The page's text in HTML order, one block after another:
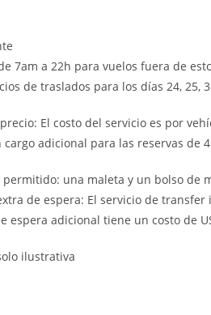
7am a 22h para vuelos fuera de
de traslados para los días 24,
El costo del servicio es por
cargo adicional para las reservas
permitido: una maleta y un bolso de
de espera: El servicio de
espera adicional tiene un costo de
ilustrativa